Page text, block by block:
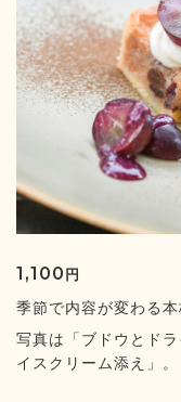
1,100 円
季節で内容が変わる本
写真は「ブドウとド
イスクリーム添え」。